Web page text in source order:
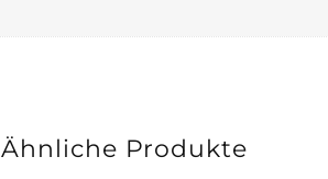
Ähnliche Produkte